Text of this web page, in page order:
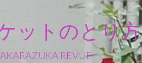
ットのとり方
REVUE